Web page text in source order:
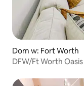
Dom w: Fort Worth
DFW/Ft Worth